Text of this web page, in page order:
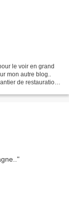
le voir en grand
mon autre blog..
de restauration